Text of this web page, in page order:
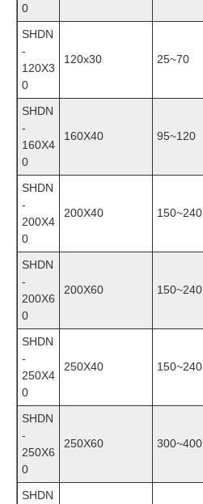
0
SHDN
-
120X3
0
120x30 25~70
SHDN
-
160X4
0
160X40 95~120
SHDN
-
200X4
0
200X40 150~240
SHDN
-
200X6
0
200X60 150~240
SHDN
-
250X4
0
250X40 150~240
SHDN
-
250X6
0
250X60 300~400
SHDN